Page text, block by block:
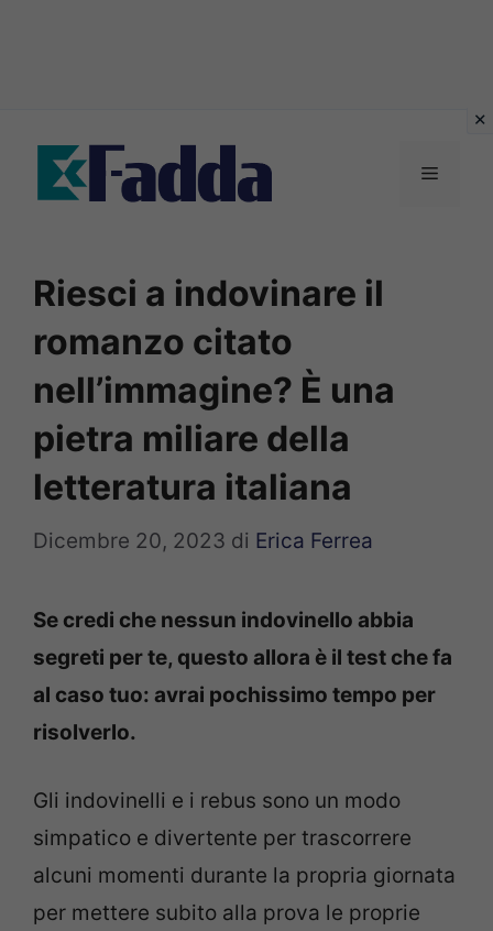
contenuto
Menu
Riesci a indovinare il
romanzo citato
nell’immagine? È una
pietra miliare della
letteratura italiana
Dicembre 20, 2023 di Erica Ferrea
Se credi che nessun indovinello abbia
segreti per te, questo allora è il test che fa
al caso tuo: avrai pochissimo tempo per
risolverlo.
Gli indovinelli e i rebus sono un modo
simpatico e divertente per trascorrere
alcuni momenti durante la propria giornata
per mettere subito alla prova le proprie